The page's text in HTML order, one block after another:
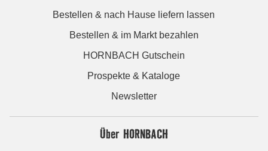
Bestellen & nach Hause liefern lassen
Bestellen & im Markt bezahlen
HORNBACH Gutschein
Prospekte & Kataloge
Newsletter
Über HORNBACH